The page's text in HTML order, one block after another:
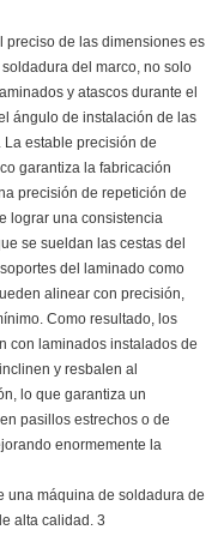
preciso de las dimensiones es
del marco, no solo
y atascos durante el
ángulo de instalación de las
estable precisión de
garantiza la fabricación
precisión de repetición de
lograr una consistencia
se sueldan las cestas del
del laminado como
alinear con precisión,
Como resultado, los
con laminados instalados de
y resbalen al
lo que garantiza un
pasillos estrechos o de
enormemente la